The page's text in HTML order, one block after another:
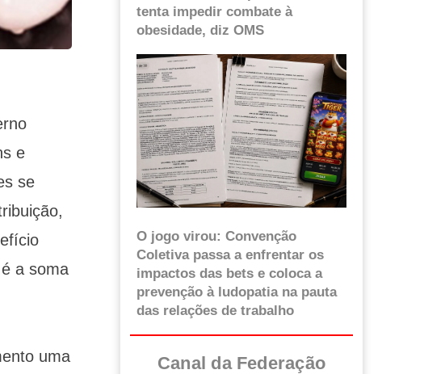
e
se
a soma
uma
tenta impedir combate à
obesidade, diz OMS
O jogo virou: Convenção
Coletiva passa a enfrentar os
impactos das bets e coloca a
prevenção à ludopatia na pauta
das relações de trabalho
Canal da Federação